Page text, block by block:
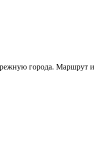
города. Маршрут